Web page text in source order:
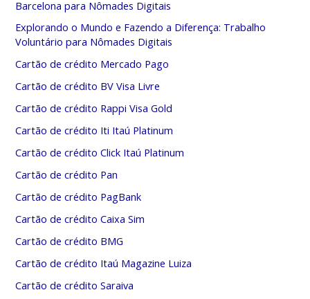
Barcelona para Nômades Digitais
Explorando o Mundo e Fazendo a Diferença: Trabalho
Voluntário para Nômades Digitais
Cartão de crédito Mercado Pago
Cartão de crédito BV Visa Livre
Cartão de crédito Rappi Visa Gold
Cartão de crédito Iti Itaú Platinum
Cartão de crédito Click Itaú Platinum
Cartão de crédito Pan
Cartão de crédito PagBank
Cartão de crédito Caixa Sim
Cartão de crédito BMG
Cartão de crédito Itaú Magazine Luiza
Cartão de crédito Saraiva